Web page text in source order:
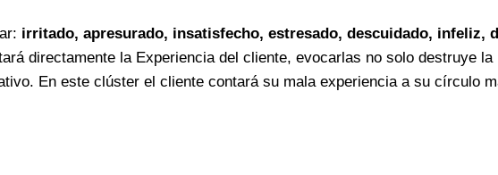
irritado, apresurado, insatisfecho, estresado, descuidado, infeliz,
directamente la Experiencia del cliente, evocarlas no solo destruye
En este clúster el cliente contará su mala experiencia a su círculo